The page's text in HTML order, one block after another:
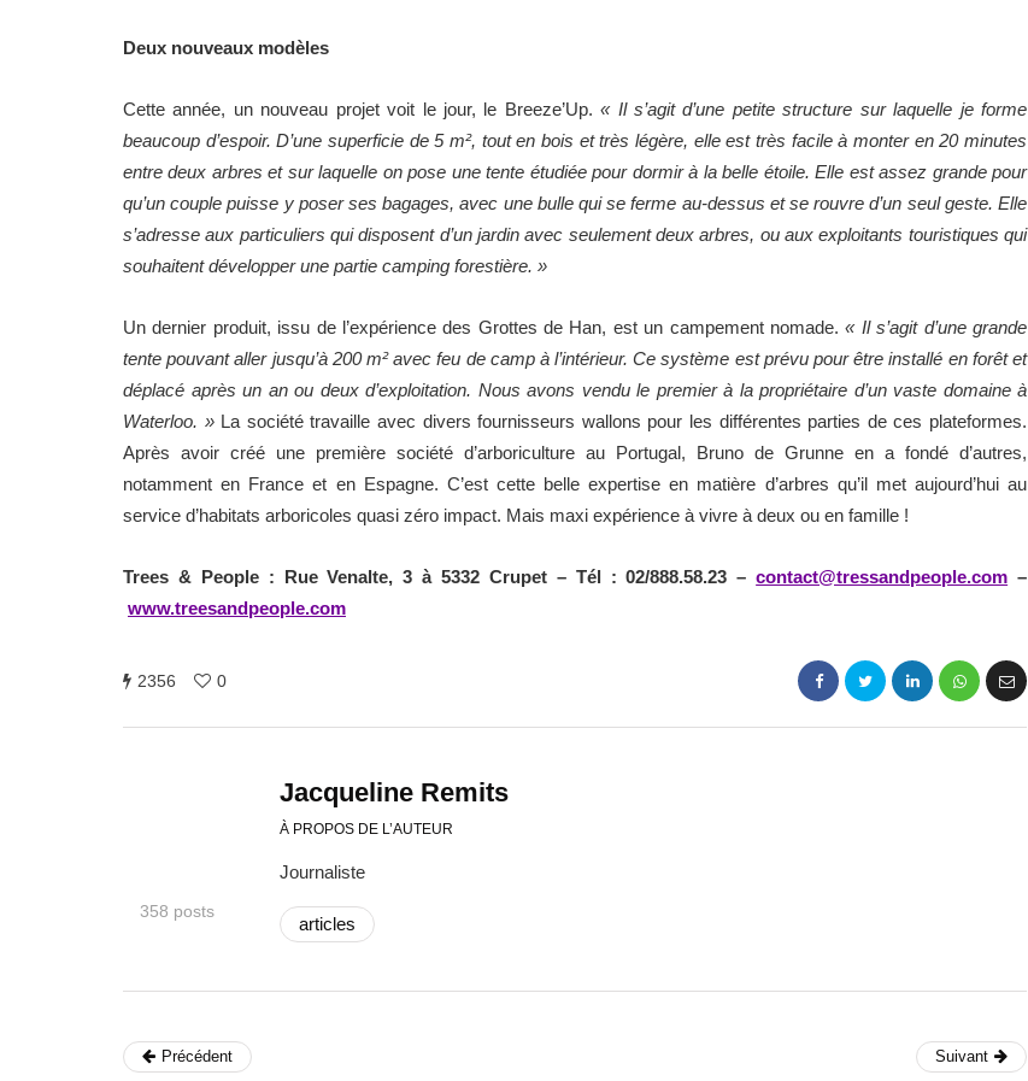
Deux nouveaux modèles
Cette année, un nouveau projet voit le jour, le Breeze’Up.« Il s’agit d’une petite structure sur laquelle je forme
beaucoup d’espoir. D’une superficie de 5 m², tout en bois et très légère, elle est très facile à monter en 20 minutes
entre deux arbres et sur laquelle on pose une tente étudiée pour dormir à la belle étoile. Elle est assez grande pour
qu’un couple puisse y poser ses bagages, avec une bulle qui se ferme au-dessus et se rouvre d’un seul geste. Elle
s’adresse aux particuliers qui disposent d’un jardin avec seulement deux arbres, ou aux exploitants touristiques qui
souhaitent développer une partie camping forestière. »
Un dernier produit, issu de l’expérience des Grottes de Han, est un campement nomade.« Il s’agit d’une grande
tente pouvant aller jusqu’à 200 m² avec feu de camp à l’intérieur. Ce système est prévu pour être installé en forêt et
déplacé après un an ou deux d’exploitation. Nous avons vendu le premier à la propriétaire d’un vaste domaine à
Waterloo. »La société travaille avec divers fournisseurs wallons pour les différentes parties de ces plateformes.
Après avoir créé une première société d’arboriculture au Portugal, Bruno de Grunne en a fondé d’autres,
notamment en France et en Espagne. C’est cette belle expertise en matière d’arbres qu’il met aujourd’hui au
service d’habitats arboricoles quasi zéro impact. Mais maxi expérience à vivre à deux ou en famille !
Trees & People : Rue Venalte, 3 à 5332 Crupet – Tél : 02/888.58.23 –contact@tressandpeople.com –
www.treesandpeople.com
2356 0
358 posts
Jacqueline Remits
À PROPOS DE L’AUTEUR
Journaliste
articles
Précédent Suivant